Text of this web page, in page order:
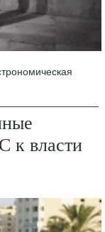
к власти